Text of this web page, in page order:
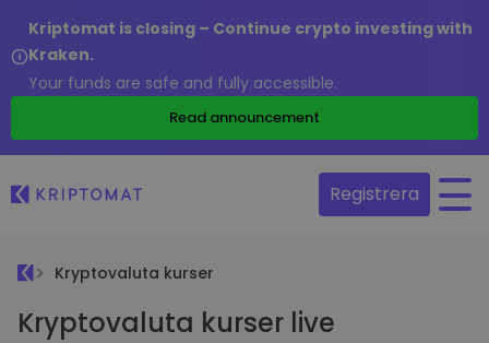
Kriptomat is closing – Continue crypto investing with
Kraken.
Your funds are safe and fully accessible.
Read announcement
Registrera
Kryptovaluta kurser
Kryptovaluta kurser live